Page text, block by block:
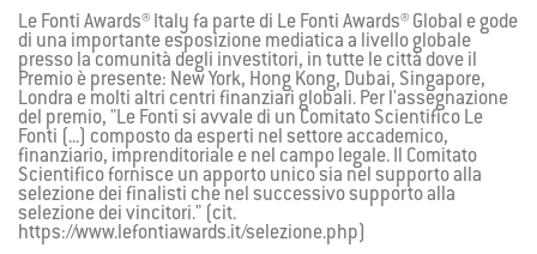
Le Fonti Awards® Italy fa parte di Le Fonti Awards® Global e gode
di una importante esposizione mediatica a livello globale
presso la comunità degli investitori, in tutte le città dove il
Premio è presente: New York, Hong Kong, Dubai, Singapore,
Londra e molti altri centri finanziari globali. Per l'assegnazione
del premio, "Le Fonti si avvale di un Comitato Scientifico Le
Fonti (...) composto da esperti nel settore accademico,
finanziario, imprenditoriale e nel campo legale. Il Comitato
Scientifico fornisce un apporto unico sia nel supporto alla
selezione dei finalisti che nel successivo supporto alla
selezione dei vincitori." (cit.
https://www.lefontiawards.it/selezione.php)